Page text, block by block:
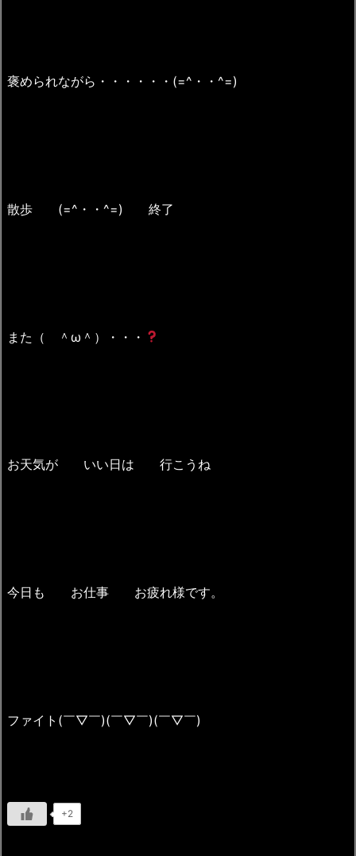
褒められながら・・・・・・(=^・・^=)
散歩 (=^・・^=) 終了
また（ ＾ω＾）・・・
お天気が いい日は 行こうね
今日も お仕事 お疲れ様です。
ファイト(￣▽￣)(￣▽￣)(￣▽￣)
+2